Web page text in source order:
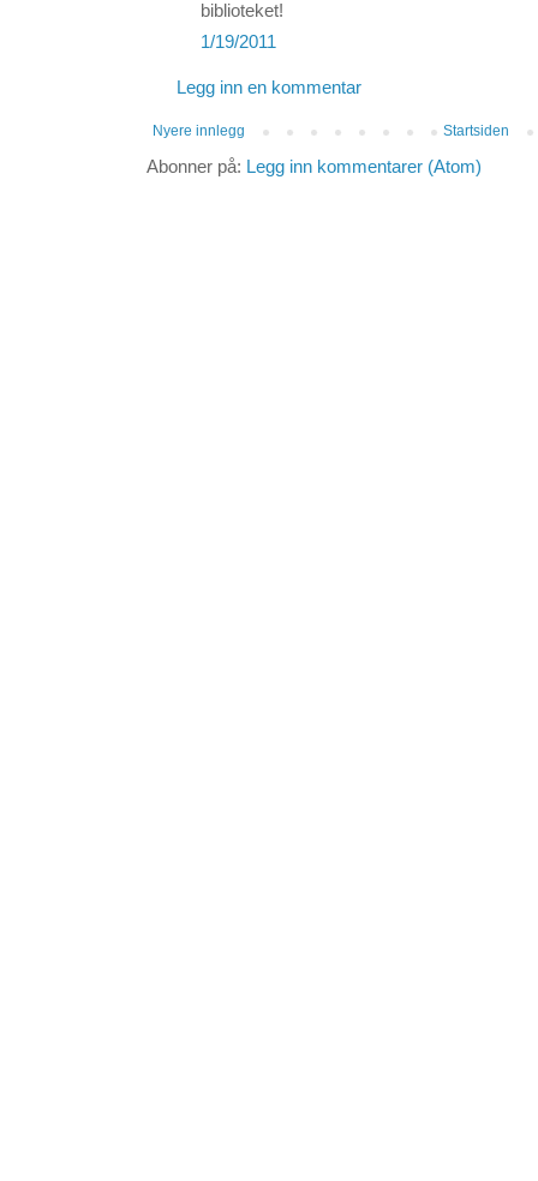
biblioteket!
1/19/2011
Legg inn en kommentar
Nyere innlegg Startsiden
Abonner på: Legg inn kommentarer (Atom)